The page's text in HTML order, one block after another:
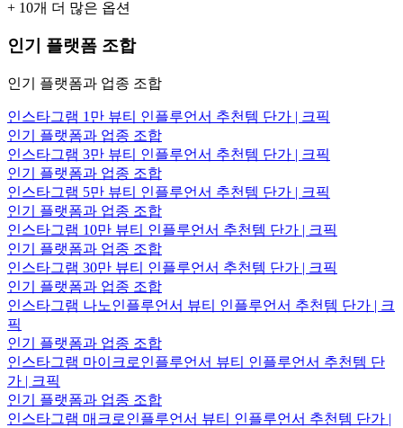
+ 10개 더 많은 옵션
인기 플랫폼 조합
인기 플랫폼과 업종 조합
인스타그램 1만 뷰티 인플루언서 추천템 단가 | 크픽
인기 플랫폼과 업종 조합
인스타그램 3만 뷰티 인플루언서 추천템 단가 | 크픽
인기 플랫폼과 업종 조합
인스타그램 5만 뷰티 인플루언서 추천템 단가 | 크픽
인기 플랫폼과 업종 조합
인스타그램 10만 뷰티 인플루언서 추천템 단가 | 크픽
인기 플랫폼과 업종 조합
인스타그램 30만 뷰티 인플루언서 추천템 단가 | 크픽
인기 플랫폼과 업종 조합
인스타그램 나노인플루언서 뷰티 인플루언서 추천템 단가 | 크
픽
인기 플랫폼과 업종 조합
인스타그램 마이크로인플루언서 뷰티 인플루언서 추천템 단
가 | 크픽
인기 플랫폼과 업종 조합
인스타그램 매크로인플루언서 뷰티 인플루언서 추천템 단가 |